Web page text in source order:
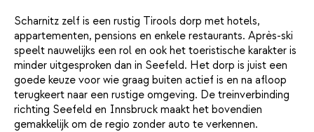
Scharnitz zelf is een rustig Tirools dorp met hotels,
appartementen, pensions en enkele restaurants. Après-ski
speelt nauwelijks een rol en ook het toeristische karakter is
minder uitgesproken dan in Seefeld. Het dorp is juist een
goede keuze voor wie graag buiten actief is en na afloop
terugkeert naar een rustige omgeving. De treinverbinding
richting Seefeld en Innsbruck maakt het bovendien
gemakkelijk om de regio zonder auto te verkennen.